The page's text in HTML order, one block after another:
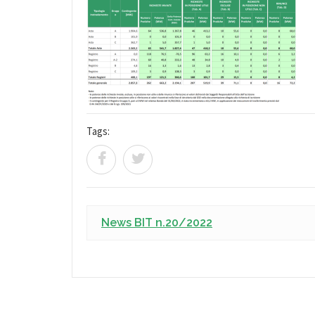
Tags:
News BIT n.20/2022